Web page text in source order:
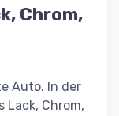
Chrom,
Auto. In der
Lack, Chrom,